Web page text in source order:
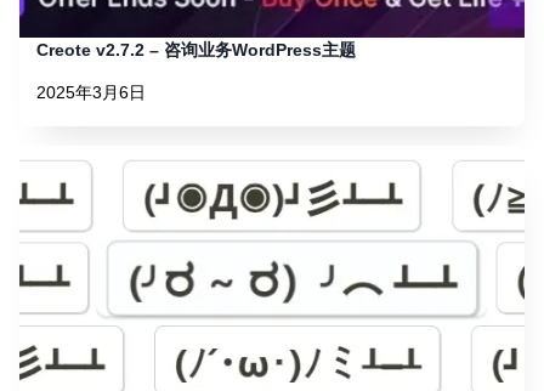
Creote v2.7.2 – 咨询业务WordPress主题
2025年3月6日